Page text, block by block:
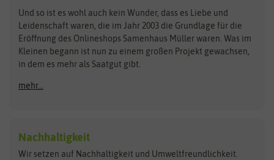
Zimmer & Kübelpflanzen
Kataloge
Schnäppchen
Anzucht & Gartenzubehör
Anzuchtschalen
Heizmatte & Heizkabel
Kokos-Quelltabletten
BIOWOL
Blumicorn
Bûten Birds
Carl Pabst
Feldsaaten Freudenberger
Fertil
Flora Elite
Florissa Hortitops
Und so ist es wohl auch kein Wunder, dass es Liebe und
Leidenschaft waren, die im Jahr 2003 die Grundlage für die
Eröffnung des Onlineshops Samenhaus Müller waren. Was im
Kleinen begann ist nun zu einem großen Projekt gewachsen,
in dem es mehr als Saatgut gibt.
mehr...
Nachhaltigkeit
Wir setzen auf Nachhaltigkeit und Umweltfreundlichkeit.